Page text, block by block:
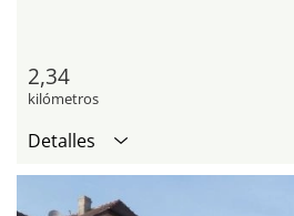
2,34
kilómetros
Detalles